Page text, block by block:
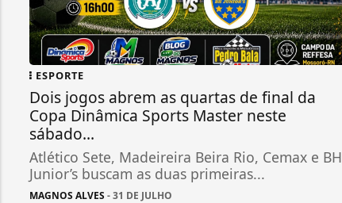
ESPORTE
Dois jogos abrem as quartas de final da
Copa Dinâmica Sports Master neste
sábado...
Atlético Sete, Madeireira Beira Rio, Cemax e BH
Junior’s buscam as duas primeiras...
MAGNOS ALVES - 31 DE JULHO